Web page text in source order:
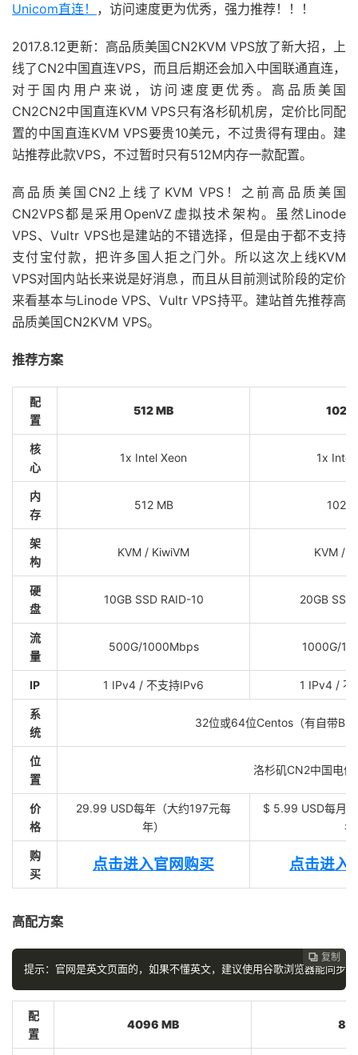
Unicom直连！ ，访问速度更为优秀，强力推荐！！！
2017.8.12更新：高品质美国CN2KVM VPS放了新大招，上
线了CN2中国直连VPS，而且后期还会加入中国联通直连，
对于国内用户来说，访问速度更优秀。高品质美国
CN2CN2中国直连KVM VPS只有洛杉矶机房，定价比同配
置的中国直连KVM VPS要贵10美元，不过贵得有理由。建
站推荐此款VPS，不过暂时只有512M内存一款配置。
高品质美国CN2上线了KVM VPS！之前高品质美国
CN2VPS都是采用OpenVZ虚拟技术架构。虽然Linode
VPS、Vultr VPS也是建站的不错选择，但是由于都不支持
支付宝付款，把许多国人拒之门外。所以这次上线KVM
VPS对国内站长来说是好消息，而且从目前测试阶段的定价
来看基本与Linode VPS、Vultr VPS持平。建站首先推荐高
品质美国CN2KVM VPS。
推荐方案
配
置
512 MB 1024
核
心
1x Intel Xeon 1x Intel
内
存
512 MB 1024
架
构
KVM / KiwiVM KVM /
硬
盘
10GB SSD RAID-10 20GB SSD
流
量
500G/1000Mbps 1000G/
IP 1 IPv4 / 不支持IPv6 1 IPv4 / 不
系
统
32位或64位Centos（有自带
位
置
洛杉矶CN2中国电
价
格
29.99 USD每年（大约197元每
年）
$ 5.99 USD每月
年
购
买
点击进入官网购买 点击进入
高配方案
 复制
 复制
 复制
提示：官网是英文页面的，如果不懂英文，建议使用谷歌浏览器能同步
配
置
4096 MB 8